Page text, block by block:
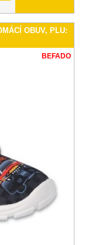
OBUV, PLU:
BEFADO